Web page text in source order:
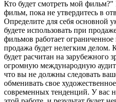
Кто будет смотреть мой
фильм, пока не утвердитесь в
Определите для себя основной
будете использовать при
фильмов работает
продажа будет нелегким делом.
будет расчитан на зарубежного
огромную международную
что вы не должны следовать
обменивать свое
современных тенденций. У вас